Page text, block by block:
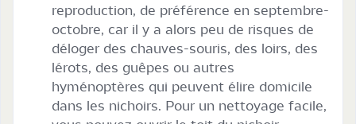
reproduction, de préférence en septembre-
octobre, car il y a alors peu de risques de
déloger des chauves-souris, des loirs, des
lérots, des guêpes ou autres
hyménoptères qui peuvent élire domicile
dans les nichoirs. Pour un nettoyage facile,